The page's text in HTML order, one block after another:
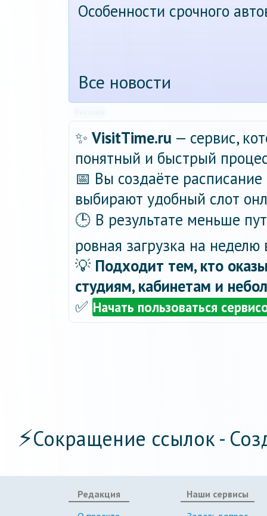
Особенности срочного
Все новости
✨ VisitTime.ru — сервис,
понятный и быстрый
📅 Вы создаёте
выбирают удобный слот
🕒 В результате меньше
ровная загрузка на неделю
💡 Подходит тем, кто
студиям, кабинетам и
✅ Начать пользоваться
⚡Сокращение ссылок -
Редакция
Наши сервисы